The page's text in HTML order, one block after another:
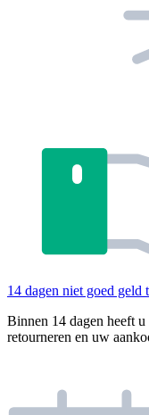
14 dagen niet goed geld
Binnen 14 dagen heeft
retourneren en uw